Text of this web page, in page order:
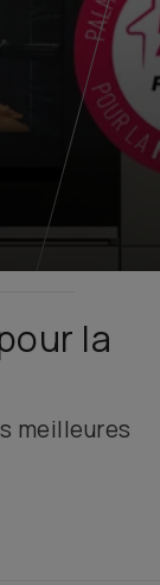
la
meilleures